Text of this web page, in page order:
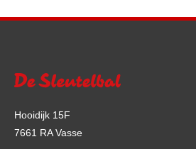
Hooidijk 15F
7661 RA Vasse